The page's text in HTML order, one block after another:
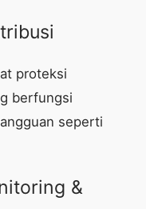
proteksi
berfungsi
seperti
&